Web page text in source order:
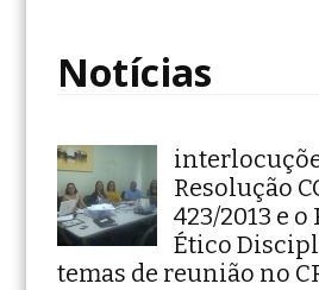
Notícias
Resolução
423/2013 e o
Ético
temas de reunião no